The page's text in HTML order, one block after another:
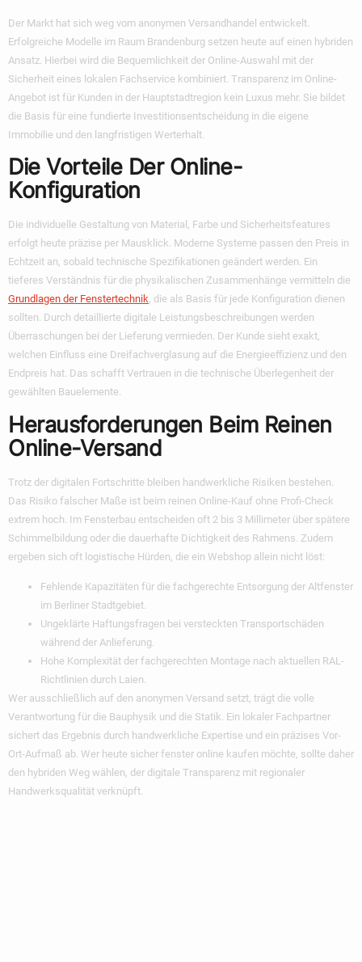
Der Markt hat sich weg vom anonymen Versandhandel entwickelt.
Erfolgreiche Modelle im Raum Brandenburg setzen heute auf einen hybriden
Ansatz. Hierbei wird die Bequemlichkeit der Online-Auswahl mit der
Sicherheit eines lokalen Fachservice kombiniert. Transparenz im Online-
Angebot ist für Kunden in der Hauptstadtregion kein Luxus mehr. Sie bildet
die Basis für eine fundierte Investitionsentscheidung in die eigene
Immobilie und den langfristigen Werterhalt.
Die Vorteile Der Online-
Konfiguration
Die individuelle Gestaltung von Material, Farbe und Sicherheitsfeatures
erfolgt heute präzise per Mausklick. Moderne Systeme passen den Preis in
Echtzeit an, sobald technische Spezifikationen geändert werden. Ein
tieferes Verständnis für die physikalischen Zusammenhänge vermitteln die
Grundlagen der Fenstertechnik, die als Basis für jede Konfiguration dienen
sollten. Durch detaillierte digitale Leistungsbeschreibungen werden
Überraschungen bei der Lieferung vermieden. Der Kunde sieht exakt,
welchen Einfluss eine Dreifachverglasung auf die Energieeffizienz und den
Endpreis hat. Das schafft Vertrauen in die technische Überlegenheit der
gewählten Bauelemente.
Herausforderungen Beim Reinen
Online-Versand
Trotz der digitalen Fortschritte bleiben handwerkliche Risiken bestehen.
Das Risiko falscher Maße ist beim reinen Online-Kauf ohne Profi-Check
extrem hoch. Im Fensterbau entscheiden oft 2 bis 3 Millimeter über spätere
Schimmelbildung oder die dauerhafte Dichtigkeit des Rahmens. Zudem
ergeben sich oft logistische Hürden, die ein Webshop allein nicht löst:
Fehlende Kapazitäten für die fachgerechte Entsorgung der Altfenster
im Berliner Stadtgebiet.
Ungeklärte Haftungsfragen bei versteckten Transportschäden
während der Anlieferung.
Hohe Komplexität der fachgerechten Montage nach aktuellen RAL-
Richtlinien durch Laien.
Wer ausschließlich auf den anonymen Versand setzt, trägt die volle
Verantwortung für die Bauphysik und die Statik. Ein lokaler Fachpartner
sichert das Ergebnis durch handwerkliche Expertise und ein präzises Vor-
Ort-Aufmaß ab. Wer heute sicher fenster online kaufen möchte, sollte daher
den hybriden Weg wählen, der digitale Transparenz mit regionaler
Handwerksqualität verknüpft.